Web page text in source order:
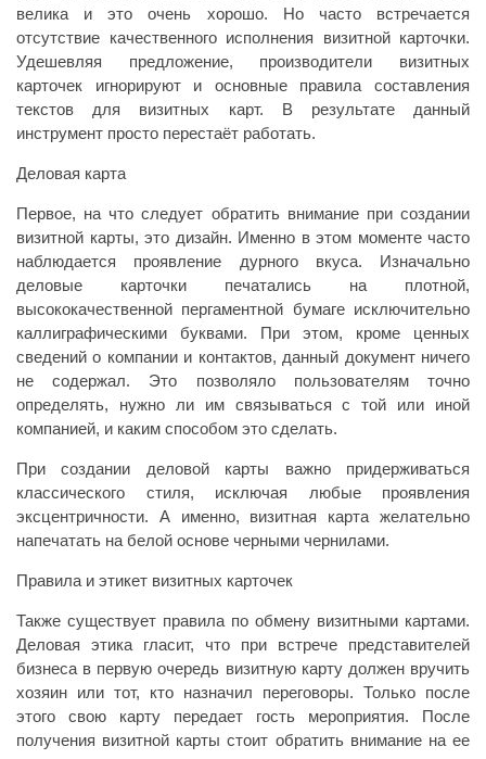
велика и это очень хорошо. Но часто встречается
отсутствие качественного исполнения визитной карточки.
Удешевляя предложение, производители визитных
карточек игнорируют и основные правила составления
текстов для визитных карт. В результате данный
инструмент просто перестаёт работать.
Деловая карта
Первое, на что следует обратить внимание при создании
визитной карты, это дизайн. Именно в этом моменте часто
наблюдается проявление дурного вкуса. Изначально
деловые карточки печатались на плотной,
высококачественной пергаментной бумаге исключительно
каллиграфическими буквами. При этом, кроме ценных
сведений о компании и контактов, данный документ ничего
не содержал. Это позволяло пользователям точно
определять, нужно ли им связываться с той или иной
компанией, и каким способом это сделать.
При создании деловой карты важно придерживаться
классического стиля, исключая любые проявления
эксцентричности. А именно, визитная карта желательно
напечатать на белой основе черными чернилами.
Правила и этикет визитных карточек
Также существует правила по обмену визитными картами.
Деловая этика гласит, что при встрече представителей
бизнеса в первую очередь визитную карту должен вручить
хозяин или тот, кто назначил переговоры. Только после
этого свою карту передает гость мероприятия. После
получения визитной карты стоит обратить внимание на ее